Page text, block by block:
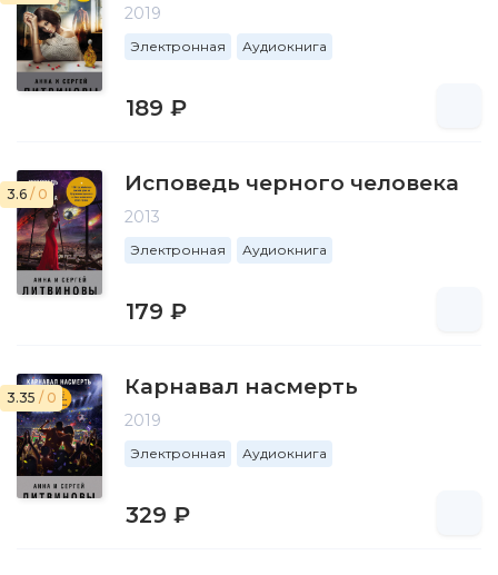
2019
Электронная Аудиокнига
189 ₽
3.6 / 0 Исповедь черного человека
2013
Электронная Аудиокнига
179 ₽
3.35 / 0 Карнавал насмерть
2019
Электронная Аудиокнига
329 ₽